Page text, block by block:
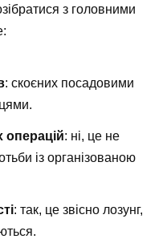
з головними
: скоєних посадовими
операцій: ні, це не
із організованою
: так, це звісно лозунг,